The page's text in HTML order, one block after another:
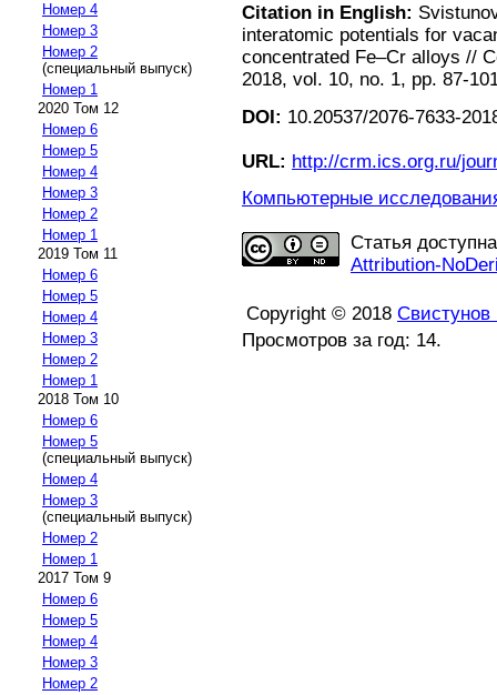
Номер 4
Номер 3
Номер 2
(специальный выпуск)
Номер 1
2020 Том 12
Номер 6
Номер 5
Номер 4
Номер 3
Номер 2
Номер 1
2019 Том 11
Номер 6
Номер 5
Номер 4
Номер 3
Номер 2
Номер 1
2018 Том 10
Номер 6
Номер 5
(специальный выпуск)
Номер 4
Номер 3
(специальный выпуск)
Номер 2
Номер 1
2017 Том 9
Номер 6
Номер 5
Номер 4
Номер 3
Номер 2
Citation in English:
interatomic potentials for
concentrated Fe–Cr alloys //
2018, vol. 10, no. 1, pp. 87-
DOI: 10.20537/2076-7633-
URL: http://crm.ics.org.ru/
Компьютерные
Статья
Attribution-
Copyright © 2018
Просмотров за год: 14.